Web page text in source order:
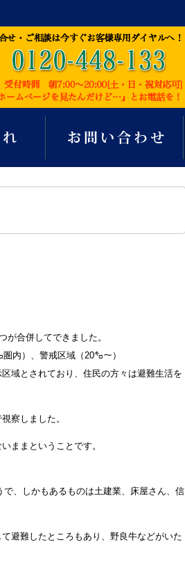
が合併してできました。
内）、警戒区域（20㌔～）
域とされており、住民の方々は避難生活を
察しました。
ままということです。
、しかもあるものは土建業、床屋さん、信
避難したところもあり、野良牛などがいた